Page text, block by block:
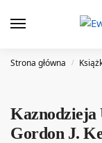
Strona główna /
Kaznodzieja
Gordon J.